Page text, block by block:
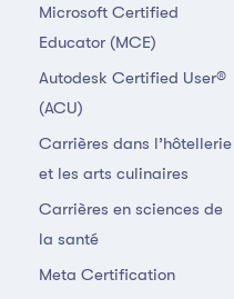
Microsoft Certified
Educator (MCE)
Autodesk Certified User®
(ACU)
Carrières dans l’hôtellerie
et les arts culinaires
Carrières en sciences de
la santé
Meta Certification